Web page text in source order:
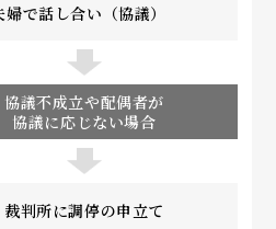
で話し合い（協議）
協議不成立や配偶者が
協議に応じない場合
裁判所に調停の申立て